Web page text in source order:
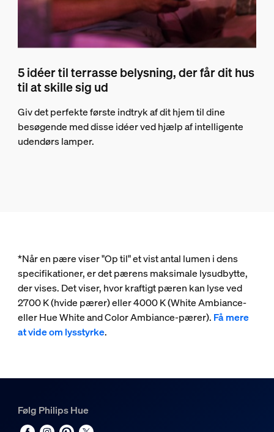
5 idéer til terrasse belysning, der får dit hus
til at skille sig ud
Giv det perfekte første indtryk af dit hjem til dine
besøgende med disse idéer ved hjælp af intelligente
udendørs lamper.
*Når en pære viser "Op til" et vist antal lumen i dens
specifikationer, er det pærens maksimale lysudbytte,
der vises. Det viser, hvor kraftigt pæren kan lyse ved
2700 K (hvide pærer) eller 4000 K (White Ambiance-
eller Hue White and Color Ambiance-pærer). Få mere
at vide om lysstyrke.
Følg Philips Hue